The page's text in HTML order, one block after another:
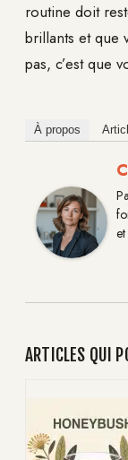
routine doit
brillants et que
pas, c’est que
À propos
ARTICLES QUI